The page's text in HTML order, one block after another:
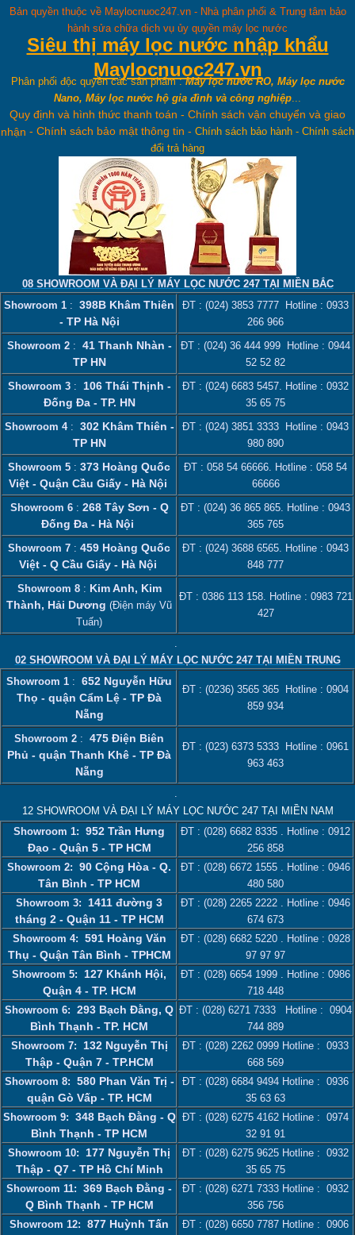
Bản quyền thuộc về Maylocnuoc247.vn - Nhà phân phối & Trung tâm bảo
hành sửa chữa dịch vụ ủy quyền máy lọc nước
Siêu thị máy lọc nước nhập khẩu
Maylocnuoc247.vn
Phân phối độc quyền các sản phẩm :Máy lọc nước RO, Máy lọc nước
Nano, Máy lọc nước hộ gia đình và công nghiệp
Quy định và hình thức thanh toán - Chính sách vận chuyển và giao
nhận - Chính sách bảo mật thông tin - Chính sách bảo hành - Chính sách
đổi trả hàng
08 SHOWROOM VÀ ĐẠI LÝ MÁY LỌC NƯỚC 247 TẠI MIỀN BẮC
Showroom 1 : 398B Khâm Thiên
- TP Hà Nội
ĐT : (024) 3853 7777 Hotline : 0933
266 966
Showroom 2 : 41 Thanh Nhàn -
TP HN
ĐT : (024) 36 444 999 Hotline : 0944
52 52 82
Showroom 3 : 106 Thái Thịnh -
Đống Đa - TP. HN
ĐT : (024) 6683 5457 . Hotline : 0932
35 65 75
Showroom 4 : 302 Khâm Thiên -
TP HN
ĐT : (024) 3851 3333 Hotline : 0943
980 890
Showroom 5 : 373 Hoàng Quốc
Việt - Quận Cầu Giấy - Hà Nội
ĐT : 058 54 66666 . Hotline : 058 54
66666
Showroom 6 : 268 Tây Sơn - Q
Đống Đa - Hà Nội
ĐT : (024) 36 865 865 . Hotline : 0943
365 765
Showroom 7 : 459 Hoàng Quốc
Việt - Q Cầu Giấy - Hà Nội
ĐT : (024) 3688 6565 . Hotline : 0943
848 777
Showroom 8 : Kim Anh, Kim
Thành, Hải Dương (Điện máy Vũ
Tuấn)
ĐT : 0386 113 158‬. Hotline : 0983 721
427
02 SHOWROOM VÀ ĐẠI LÝ MÁY LỌC NƯỚC 247 TẠI MIỀN TRUNG
Showroom 1 : 652 Nguyễn Hữu
Thọ - quận Cẩm Lệ - TP Đà
Nẵng
ĐT : (0236) 3565 365 Hotline : 0904
859 934
Showroom 2 : 475 Điện Biên
Phủ - quận Thanh Khê - TP Đà
Nẵng
ĐT : (023) 6373 5333 Hotline : 0961
963 463
12 SHOWROOM VÀ ĐẠI LÝ MÁY LỌC NƯỚC 247 TẠI MIỀN NAM
Showroom 1: 952 Trần Hưng
Đạo - Quận 5 - TP HCM
ĐT : (028) 6682 8335 . Hotline : 0912
256 858
Showroom 2: 90 Cộng Hòa - Q.
Tân Bình - TP HCM
ĐT : (028) 6672 1555 . Hotline : 0946
480 580
Showroom 3: 1411 đường 3
tháng 2 - Quận 11 - TP HCM
ĐT : (028) 2265 2222 . Hotline : 0946
674 673
Showroom 4: 591 Hoàng Văn
Thụ - Quận Tân Bình - TPHCM
ĐT : (028) 6682 5220 . Hotline : 0928
97 97 97
Showroom 5: 127 Khánh Hội,
Quận 4 - TP. HCM
ĐT : (028) 6654 1999 . Hotline : 0986
718 448
Showroom 6: 293 Bạch Đằng, Q
Bình Thạnh - TP. HCM
ĐT : (028) 6271 7333 Hotline : 0904
744 889
Showroom 7: 132 Nguyễn Thị
Thập - Quận 7 - TP.HCM
ĐT : (028) 2262 0999 Hotline : 0933
668 569
Showroom 8: 580 Phan Văn Trị -
quận Gò Vấp - TP. HCM
ĐT : (028) 6684 9494 Hotline : 0936
35 63 63
Showroom 9: 348 Bạch Đằng - Q
Bình Thạnh - TP HCM
ĐT : (028) 6275 4162 Hotline : 0974
32 91 91
Showroom 10: 177 Nguyễn Thị
Thập - Q7 - TP Hồ Chí Minh
ĐT : (028) 6275 9625 Hotline : 0932
35 65 75
Showroom 11: 369 Bạch Đằng -
Q Bình Thạnh - TP HCM
ĐT : (028) 6271 7333 Hotline : 0932
356 756
Showroom 12: 877 Huỳnh Tấn
ĐT : (028) 6650 7787 Hotline : 0906